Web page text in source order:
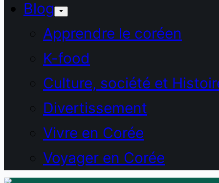
Blog
Apprendre le coréen
K-food
Culture, société et
Divertissement
Vivre en Corée
Voyager en Corée